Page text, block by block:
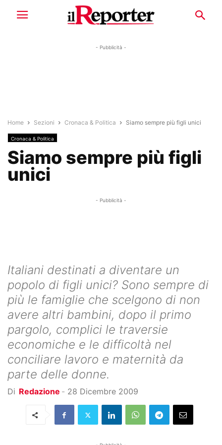
- Pubblicità -
Home Sezioni Cronaca & Politica Siamo sempre più figli unici
Cronaca & Politica
Siamo sempre più figli
unici
- Pubblicità -
Italiani destinati a diventare un
popolo di figli unici? Sono sempre di
più le famiglie che scelgono di non
avere altri bambini, dopo il primo
pargolo, complici le traversie
economiche e le difficoltà nel
conciliare lavoro e maternità da
parte delle donne.
Di Redazione - 28 Dicembre 2009